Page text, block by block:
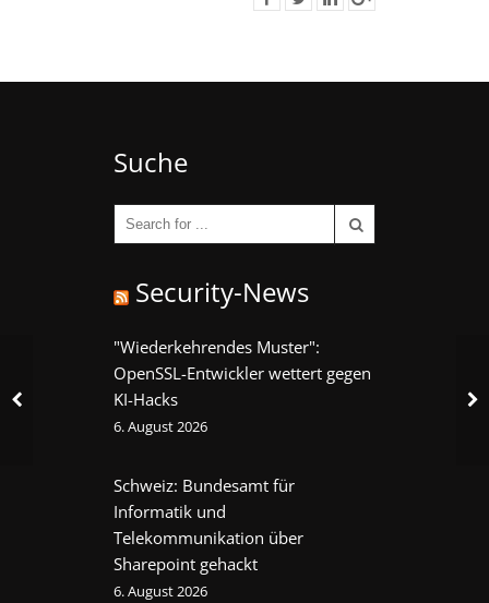
Suche
Security-News
"Wiederkehrendes Muster":
OpenSSL-Entwickler wettert gegen
KI-Hacks
6. August 2026
Schweiz: Bundesamt für
Informatik und
Telekommunikation über
Sharepoint gehackt
6. August 2026